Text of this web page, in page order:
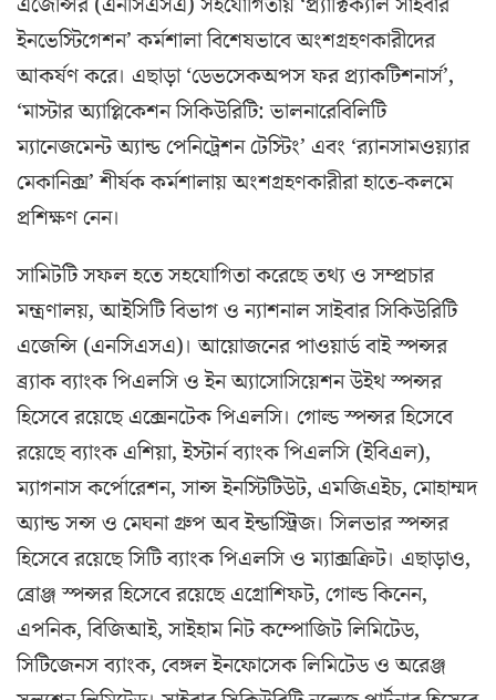
ইনভেস্টিগেশন’ কর্মশালা বিশেষভাবে অংশগ্রহণকারীদের
আকর্ষণ করে। এছাড়া ‘ডেভসেকঅপস ফর প্র্যাকটিশনার্স’,
‘মাস্টার অ্যাপ্লিকেশন সিকিউরিটি: ভালনারেবিলিটি
ম্যানেজমেন্ট অ্যান্ড পেনিট্রেশন টেস্টিং’ এবং ‘র‍্যানসামওয়্যার
মেকানিক্স’ শীর্ষক কর্মশালায় অংশগ্রহণকারীরা হাতে-কলমে
প্রশিক্ষণ নেন।
সামিটটি সফল হতে সহযোগিতা করেছে তথ্য ও সম্প্রচার
মন্ত্রণালয়, আইসিটি বিভাগ ও ন্যাশনাল সাইবার সিকিউরিটি
এজেন্সি (এনসিএসএ)। আয়োজনের পাওয়ার্ড বাই স্পন্সর
ব্র্যাক ব্যাংক পিএলসি ও ইন অ্যাসোসিয়েশন উইথ স্পন্সর
হিসেবে রয়েছে এক্সেনটেক পিএলসি। গোল্ড স্পন্সর হিসেবে
রয়েছে ব্যাংক এশিয়া, ইস্টার্ন ব্যাংক পিএলসি (ইবিএল),
ম্যাগনাস কর্পোরেশন, সান্স ইনস্টিটিউট, এমজিএইচ, মোহাম্মদ
অ্যান্ড সন্স ও মেঘনা গ্রুপ অব ইন্ডাস্ট্রিজ। সিলভার স্পন্সর
হিসেবে রয়েছে সিটি ব্যাংক পিএলসি ও ম্যাক্সক্রিট। এছাড়াও,
ব্রোঞ্জ স্পন্সর হিসেবে রয়েছে এগ্রোশিফট, গোল্ড কিনেন,
এপনিক, বিজিআই, সাইহাম নিট কম্পোজিট লিমিটেড,
সিটিজেনস ব্যাংক, বেঙ্গল ইনফোসেক লিমিটেড ও অরেঞ্জ